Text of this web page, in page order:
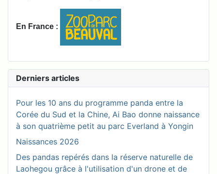
En France :
Derniers articles
Pour les 10 ans du programme panda entre la
Corée du Sud et la Chine, Ai Bao donne naissance
à son quatrième petit au parc Everland à Yongin
Naissances 2026
Des pandas repérés dans la réserve naturelle de
Laohegou grâce à l'utilisation d'un drone et de